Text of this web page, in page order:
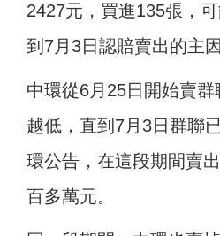
2427元，買進135張，
到7月3日認賠賣出的主因
中環從6月25日開始賣
越低，直到7月3日群聯
環公告，在這段期間賣
百多萬元。